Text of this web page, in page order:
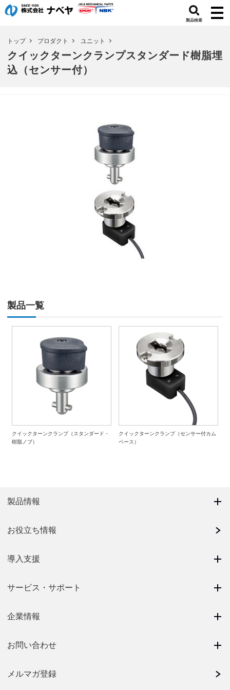
製品検索
トップ プロダクト ユニット
クイックターンクランプスタンダード樹脂埋
込（センサー付）
製品一覧
クイックターンクランプ（スタンダード・
樹脂ノブ）
クイックターンクランプ（センサー付カム
ベース）
製品情報
お役立ち情報
導入支援
サービス・サポート
企業情報
お問い合わせ
メルマガ登録